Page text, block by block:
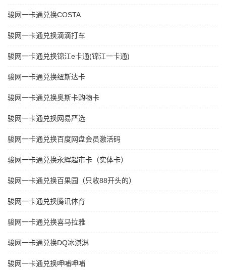
骏网一卡通兑换COSTA
骏网一卡通兑换滴滴打车
骏网一卡通兑换锦江e卡通(锦江一卡通)
骏网一卡通兑换纽斯达卡
骏网一卡通兑换奥斯卡购物卡
骏网一卡通兑换网易严选
骏网一卡通兑换百度网盘会员激活码
骏网一卡通兑换永辉超市卡（实体卡）
骏网一卡通兑换百果园（只收88开头的）
骏网一卡通兑换腾讯体育
骏网一卡通兑换喜马拉雅
骏网一卡通兑换DQ冰淇淋
骏网一卡通兑换呷哺呷哺